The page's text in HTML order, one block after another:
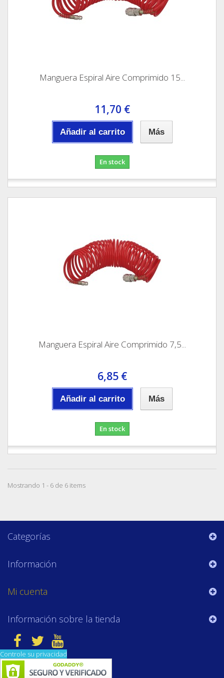
Manguera Espiral Aire Comprimido 15...
11,70 €
Añadir al carrito Más
En stock
Manguera Espiral Aire Comprimido 7,5...
6,85 €
Añadir al carrito Más
En stock
Mostrando 1 - 6 de 6 items
Categorías
Información
Mi cuenta
Información sobre la tienda
Controle su privacidad